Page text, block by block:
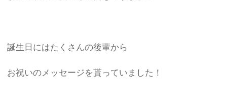
誕生日にはたくさんの後輩から
お祝いのメッセージを貰っていました！